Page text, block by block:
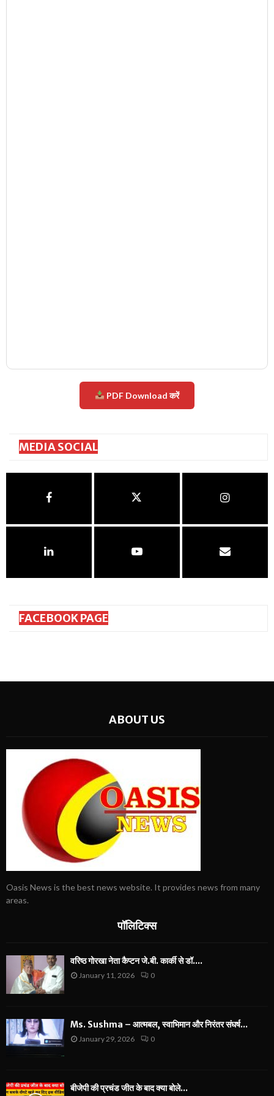
PDF Download करें
MEDIA SOCIAL
FACEBOOK PAGE
ABOUT US
Oasis News is the best news website. It provides news from many
areas.
पॉलिटिक्स
वरिष्ठ गोरखा नेता कैप्टन जे.बी. कार्की से डॉ....
January 11, 2026 0
Ms. Sushma – आत्मबल, स्वाभिमान और निरंतर संघर्ष...
January 29, 2026 0
बीजेपी की प्रचंड जीत के बाद क्या बोले...